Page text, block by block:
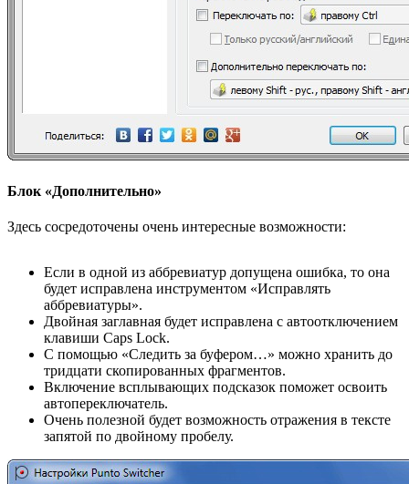
Блок «Дополнительно»
Здесь сосредоточены очень интересные возможности:
Если в одной из аббревиатур допущена ошибка, то она
будет исправлена инструментом «Исправлять
аббревиатуры».
Двойная заглавная будет исправлена с автоотключением
клавиши Caps Lock.
С помощью «Следить за буфером…» можно хранить до
тридцати скопированных фрагментов.
Включение всплывающих подсказок поможет освоить
автопереключатель.
Очень полезной будет возможность отражения в тексте
запятой по двойному пробелу.